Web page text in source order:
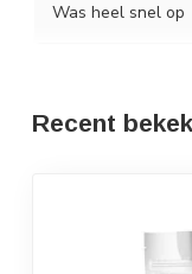
Was heel snel op
Recent